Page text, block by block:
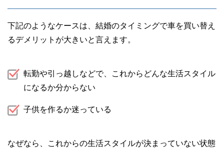
下記のようなケースは、結婚のタイミングで車を買い替え
るデメリットが大きいと言えます。
転勤や引っ越しなどで、これからどんな生活スタイル
になるか分からない
子供を作るか迷っている
なぜなら、これからの生活スタイルが決まっていない状態